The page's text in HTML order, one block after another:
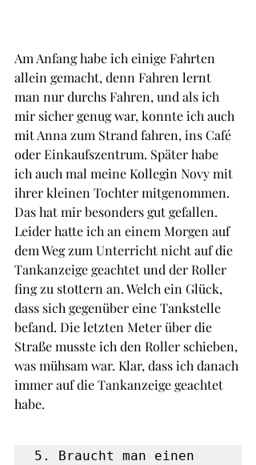
Am Anfang habe ich einige Fahrten
allein gemacht, denn Fahren lernt
man nur durchs Fahren, und als ich
mir sicher genug war, konnte ich auch
mit Anna zum Strand fahren, ins Café
oder Einkaufszentrum. Später habe
ich auch mal meine Kollegin Novy mit
ihrer kleinen Tochter mitgenommen.
Das hat mir besonders gut gefallen.
Leider hatte ich an einem Morgen auf
dem Weg zum Unterricht nicht auf die
Tankanzeige geachtet und der Roller
fing zu stottern an. Welch ein Glück,
dass sich gegenüber eine Tankstelle
befand. Die letzten Meter über die
Straße musste ich den Roller schieben,
was mühsam war. Klar, dass ich danach
immer auf die Tankanzeige geachtet
habe.
5. Braucht man einen